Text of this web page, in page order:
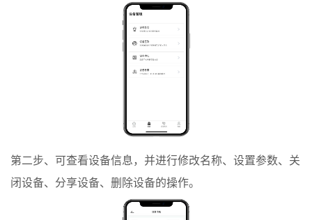
第二步、可查看设备信息，并进行修改名称、设置参数、关
闭设备、分享设备、删除设备的操作。